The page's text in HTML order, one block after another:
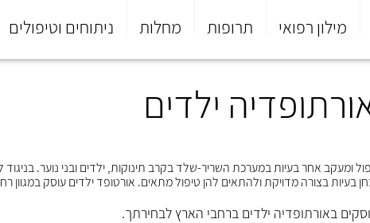
מילון רפואי תרופות מחלות ניתוחים וטיפולים
ילדים
ומעקב אחר בעיות במערכת השריר-שלד בקרב תינוקות, ילדים ובני נוער.
בצורה מדויקת ולהתאים להן טיפול מתאים. אורטופד ילדים עוסק במגוון
באורתופדיה ילדים ברחבי הארץ לבחירתך.